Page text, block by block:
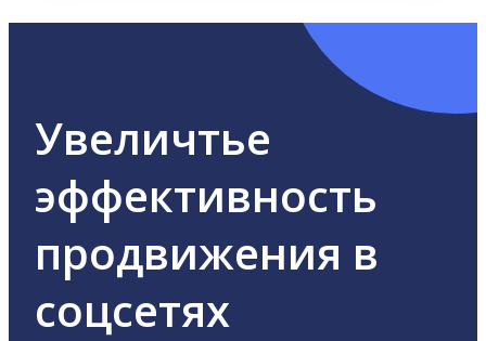
Увеличтье
эффективность
продвижения в
соцсетях